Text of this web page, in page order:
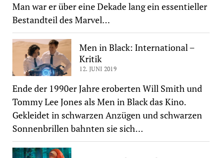
Man war er über eine Dekade lang ein essentieller
Bestandteil des Marvel…
Men in Black: International –
Kritik
12. JUNI 2019
Ende der 1990er Jahre eroberten Will Smith und
Tommy Lee Jones als Men in Black das Kino.
Gekleidet in schwarzen Anzügen und schwarzen
Sonnenbrillen bahnten sie sich…